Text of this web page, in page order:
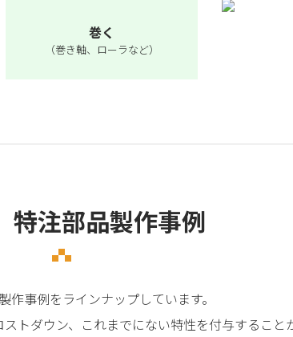
巻く
（巻き軸、ローラなど）
注部品製作事例
作事例をラインナップしています。
トダウン、これまでにない特性を付与すること